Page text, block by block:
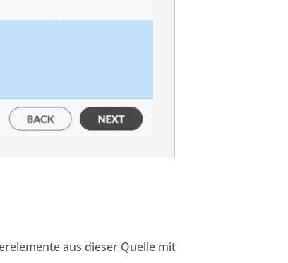
aus dieser Quelle mit